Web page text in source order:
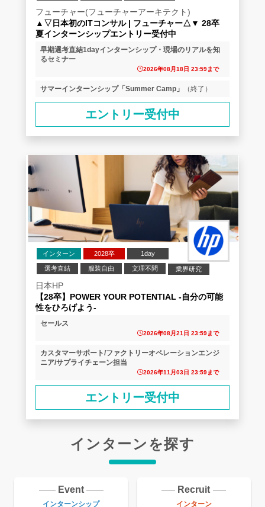
コンサル志望者向け 業界研究 企業研究
フューチャー(フューチャーアーキテクト)
▲▽日本初のITコンサル | フューチャー△▼ 28卒
夏インターンシップエントリー受付中
早期選考直結1dayインターンシップ・現場のリアルを知
るセミナー
2026年08月18日 23:59まで
サマーインターンシップ「Summer Camp」 （終了）
エントリー受付中
インターン 2028卒 1day
選考直結 服装自由 文理不問 業界研究
企業研究
日本HP
【28卒】POWER YOUR POTENTIAL -自分の可能
性をひろげよう‐
セールス
2026年08月21日 23:59まで
カスタマーサポート/ファクトリーオペレーションエンジ
ニア/サプライチェーン担当
2026年11月03日 23:59まで
エントリー受付中
インターンを探す
Event
インターンシップ
Recruit
インターン